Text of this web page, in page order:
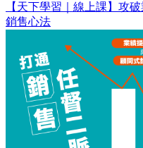
【天下學習｜線上課】攻
銷售心法